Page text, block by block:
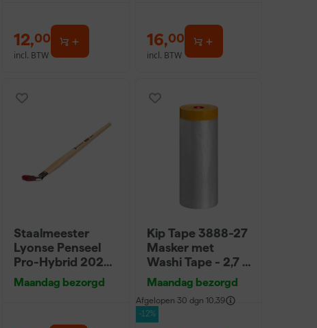
12,00
incl. BTW
16,00
incl. BTW
Staalmeester
Lyonse Penseel
Pro-Hybrid 2024
- 16
Maandag bezorgd
Kip Tape 3888-27
Masker met
Washi Tape - 2,7 x
20m
Maandag bezorgd
Afgelopen 30 dgn 10,39
-12%